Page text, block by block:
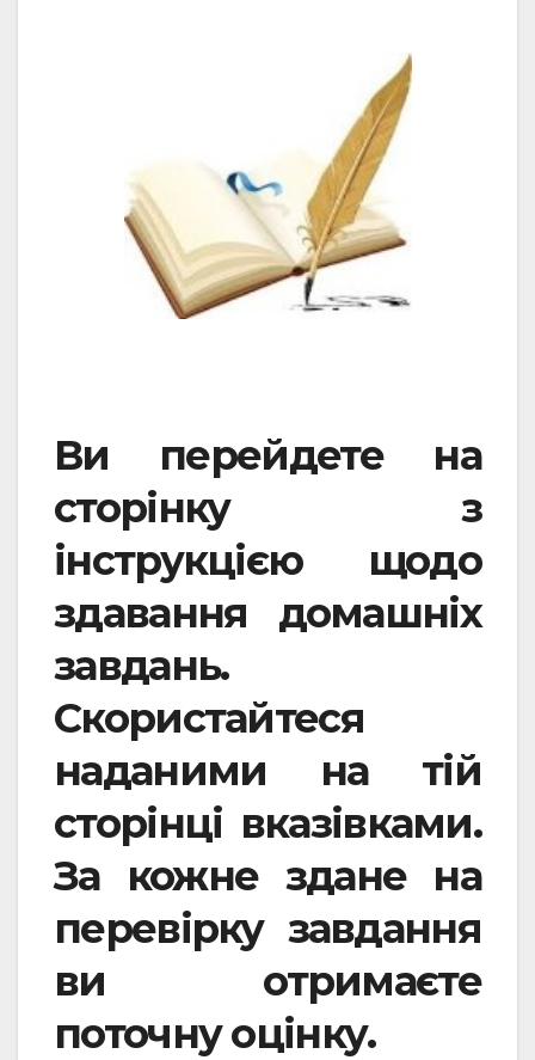
Ви перейдете на
сторінку з
інструкцією щодо
здавання домашніх
завдань.
Скористайтеся
наданими на тій
сторінці вказівками.
За кожне здане на
перевірку завдання
ви отримаєте
поточну оцінку.